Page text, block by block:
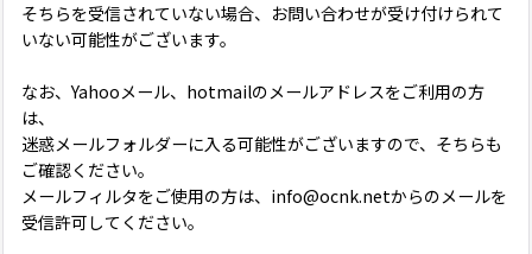
そちらを受信されていない場合、お問い合わせが受け付けられて
いない可能性がございます。
なお、Yahooメール、hotmailのメールアドレスをご利用の方
は、
迷惑メールフォルダーに入る可能性がございますので、そちらも
ご確認ください。
メールフィルタをご使用の方は、info@ocnk.netからのメールを
受信許可してください。